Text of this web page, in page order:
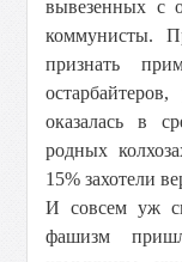
вывезенных с
коммунисты.
признать
оказалась в
родных
15% захотели
И совсем уж
фашизм